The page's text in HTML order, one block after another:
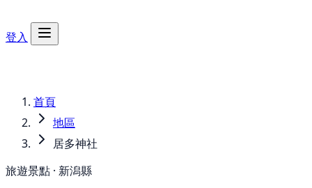
登入
首頁
地區
居多神社
旅遊景點 · 新潟縣